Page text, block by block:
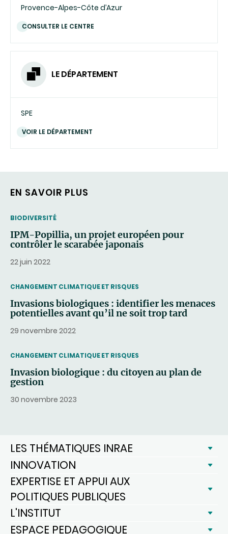
Provence-Alpes-Côte d’Azur
CONSULTER LE CENTRE
LE DÉPARTEMENT
SPE
VOIR LE DÉPARTEMENT
EN SAVOIR PLUS
THEMATIC
BIODIVERSITÉ
IPM-Popillia, un projet européen pour
contrôler le scarabée japonais
22 juin 2022
THEMATIC
CHANGEMENT CLIMATIQUE ET RISQUES
Invasions biologiques : identifier les menaces
potentielles avant qu’il ne soit trop tard
29 novembre 2022
THEMATIC
CHANGEMENT CLIMATIQUE ET RISQUES
Invasion biologique : du citoyen au plan de
gestion
30 novembre 2023
LES THÉMATIQUES INRAE
INNOVATION
EXPERTISE ET APPUI AUX
POLITIQUES PUBLIQUES
L'INSTITUT
ESPACE PEDAGOGIQUE